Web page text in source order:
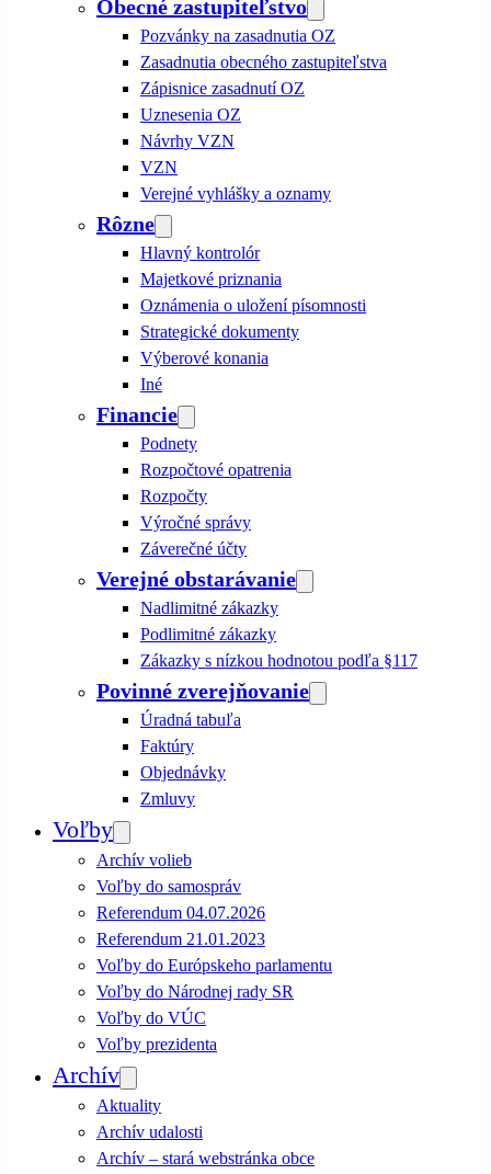
Obecné zastupiteľstvo
Pozvánky na zasadnutia OZ
Zasadnutia obecného zastupiteľstva
Zápisnice zasadnutí OZ
Uznesenia OZ
Návrhy VZN
VZN
Verejné vyhlášky a oznamy
Rôzne
Hlavný kontrolór
Majetkové priznania
Oznámenia o uložení písomnosti
Strategické dokumenty
Výberové konania
Iné
Financie
Podnety
Rozpočtové opatrenia
Rozpočty
Výročné správy
Záverečné účty
Verejné obstarávanie
Nadlimitné zákazky
Podlimitné zákazky
Zákazky s nízkou hodnotou podľa §117
Povinné zverejňovanie
Úradná tabuľa
Faktúry
Objednávky
Zmluvy
Voľby
Archív volieb
Voľby do samospráv
Referendum 04.07.2026
Referendum 21.01.2023
Voľby do Európskeho parlamentu
Voľby do Národnej rady SR
Voľby do VÚC
Voľby prezidenta
Archív
Aktuality
Archív udalosti
Archív – stará webstránka obce